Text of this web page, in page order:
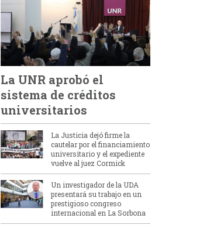
La UNR aprobó el
sistema de créditos
universitarios
La Justicia dejó firme la
cautelar por el financiamiento
universitario y el expediente
vuelve al juez Cormick
Un investigador de la UDA
presentará su trabajo en un
prestigioso congreso
internacional en La Sorbona